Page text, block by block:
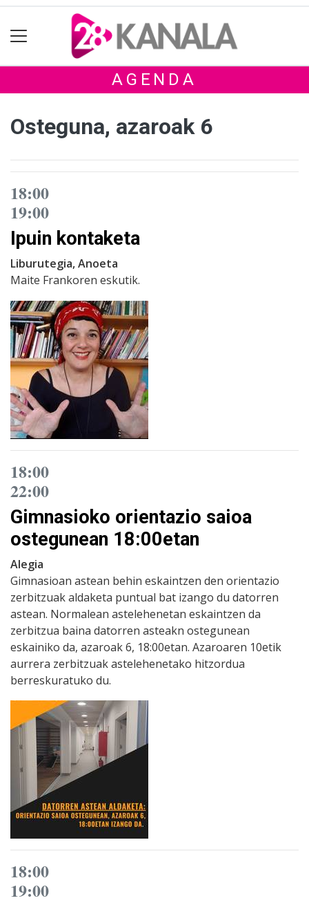
AGENDA
Osteguna, azaroak 6
18:00
19:00
Ipuin kontaketa
Liburutegia, Anoeta
Maite Frankoren eskutik.
18:00
22:00
Gimnasioko orientazio saioa
ostegunean 18:00etan
Alegia
Gimnasioan astean behin eskaintzen den orientazio
zerbitzuak aldaketa puntual bat izango du datorren
astean. Normalean astelehenetan eskaintzen da
zerbitzua baina datorren asteakn ostegunean
eskainiko da, azaroak 6, 18:00etan. Azaroaren 10etik
aurrera zerbitzuak astelehenetako hitzordua
berreskuratuko du.
18:00
19:00